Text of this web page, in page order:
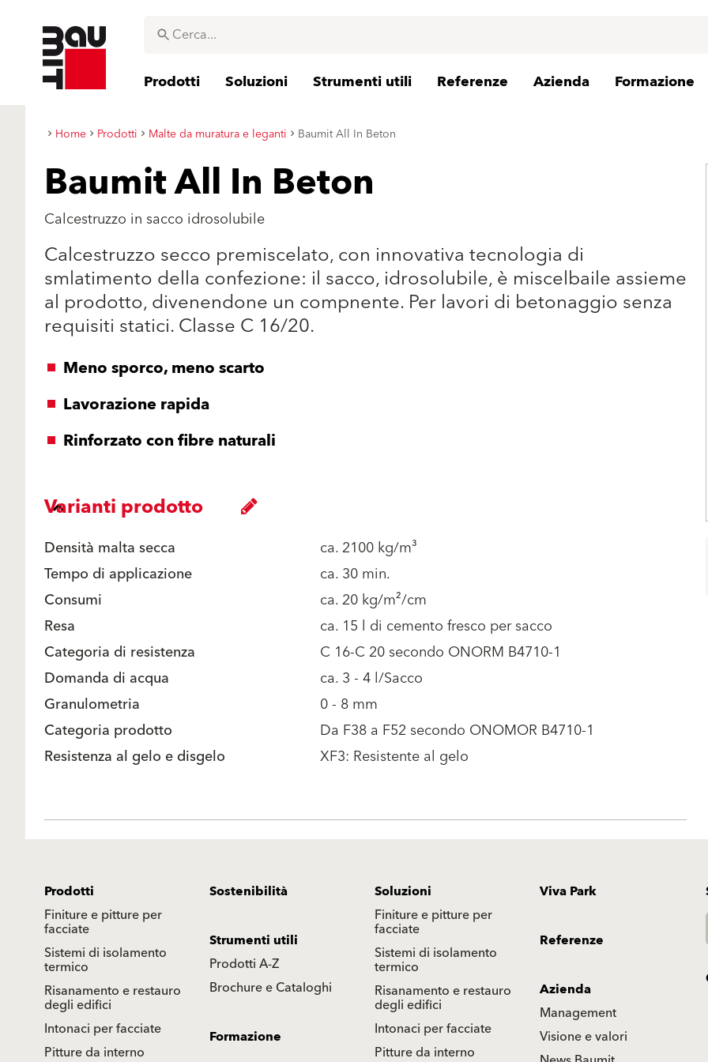
Prodotti Soluzioni Strumenti utili Referenze Azienda Formazione
Home Prodotti Malte da muratura e leganti Baumit All In Beton
Baumit All In Beton
Calcestruzzo in sacco idrosolubile
Calcestruzzo secco premiscelato, con innovativa tecnologia di
smlatimento della confezione: il sacco, idrosolubile, è miscelbaile assieme
al prodotto, divenendone un compnente. Per lavori di betonaggio senza
requisiti statici. Classe C 16/20.
Meno sporco, meno scarto
Lavorazione rapida
Rinforzato con fibre naturali
Varianti prodotto
Densità malta secca
ca. 2100 kg/m³
Tempo di applicazione
ca. 30 min.
Consumi
ca. 20 kg/m²/cm
Resa
ca. 15 l di cemento fresco per sacco
Categoria di resistenza
C 16-C 20 secondo ONORM B4710-1
Domanda di acqua
ca. 3 - 4 l/Sacco
Granulometria
0 - 8 mm
Categoria prodotto
Da F38 a F52 secondo ONOMOR B4710-1
Resistenza al gelo e disgelo
XF3: Resistente al gelo
Prodotti
Finiture e pitture per
facciate
Sistemi di isolamento
termico
Risanamento e restauro
degli edifici
Intonaci per facciate
Pitture da interno
Sostenibilità
Soluzioni
Finiture e pitture per
facciate
Sistemi di isolamento
termico
Risanamento e restauro
degli edifici
Intonaci per facciate
Pitture da interno
Viva Park
Strumenti utili
Prodotti A-Z
Brochure e Cataloghi
Referenze
Azienda
Management
Visione e valori
Formazione